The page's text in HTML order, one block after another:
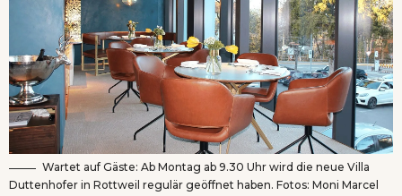
Wartet auf Gäste: Ab Montag ab 9.30 Uhr wird die neue Villa
Duttenhofer in Rottweil regulär geöffnet haben. Fotos: Moni Marcel